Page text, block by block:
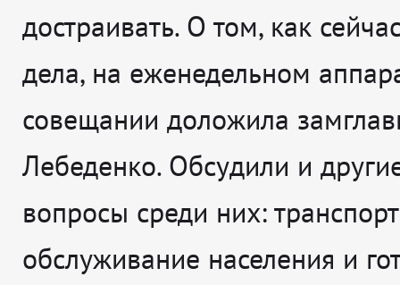
достраивать. О том, как
дела, на еженедельном
совещании доложила
Лебеденко. Обсудили и
вопросы среди них:
обслуживание населения и